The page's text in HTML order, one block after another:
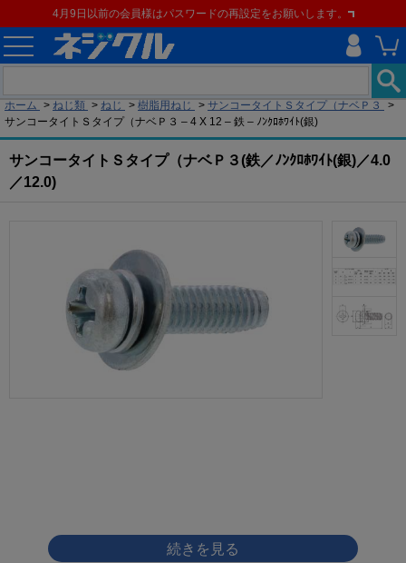
4月9日以前の会員様はパスワードの再設定をお願いします。
ホーム > ねじ類 > ねじ > 樹脂用ねじ > サンコータイトＳタイプ（ナベＰ３
>
サンコータイトＳタイプ（ナベＰ３ – 4 X 12 – 鉄 – ﾉﾝｸﾛﾎﾜｲﾄ(銀)
サンコータイトＳタイプ（ナベＰ３(鉄／ﾉﾝｸﾛﾎﾜｲﾄ(銀)／4.0
／12.0)